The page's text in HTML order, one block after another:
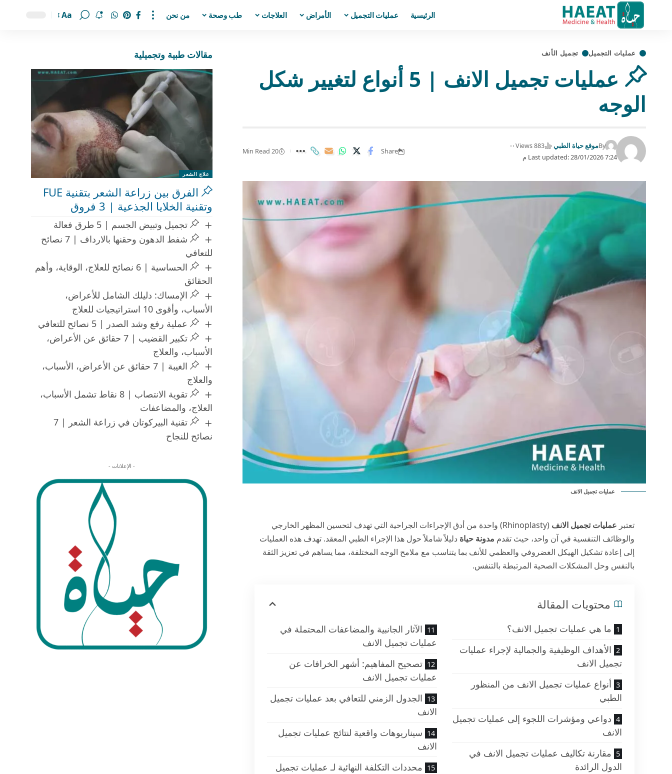
الرئيسية عمليات التجميل الأمراض العلاجات طب وصحة من نحن Aa
عمليات التجميل تجميل الأنف
عمليات تجميل الانف | 5 أنواع لتغيير شكل
الوجه
Last updated: 28/01/2026 7:24 م
Byموقع حياة الطبي 883 Views
Share
20 Min Read
عمليات تجميل الانف
تعتبر عمليات تجميل الانف
(Rhinoplasty) واحدة من أدق الإجراءات الجراحية التي تهدف لتحسين المظهر الخارجي
والوظائف التنفسية في آن واحد، حيث تقدم مدونة حياة دليلاً شاملاً حول هذا الإجراء الطبي المعقد. تهدف هذه العمليات
إلى إعادة تشكيل الهيكل الغضروفي والعظمي للأنف بما يتناسب مع ملامح الوجه المختلفة، مما يساهم في تعزيز الثقة
بالنفس وحل المشكلات الصحية المرتبطة بالتنفس.
محتويات المقالة
ما هي عمليات تجميل الانف؟
الأهداف الوظيفية والجمالية لإجراء عمليات
تجميل الانف
أنواع عمليات تجميل الانف من المنظور
الطبي
دواعي ومؤشرات اللجوء إلى عمليات تجميل
الانف
مقارنة تكاليف عمليات تجميل الانف في
الدول الرائدة
الآثار الجانبية والمضاعفات المحتملة في
عمليات تجميل الانف
تصحيح المفاهيم: أشهر الخرافات عن
عمليات تجميل الانف
الجدول الزمني للتعافي بعد عمليات تجميل
الانف
سيناريوهات واقعية لنتائج عمليات تجميل
الانف
محددات التكلفة النهائية لـ عمليات تجميل
مقالات طبية وتجميلية
علاج الشعر
الفرق بين زراعة الشعر بتقنية FUE
وتقنية الخلايا الجذعية | 3 فروق
تجميل وتبيض الجسم | 5 طرق فعالة
شفط الدهون وحقنها بالارداف | 7 نصائح
للتعافي
الحساسية | 6 نصائح للعلاج، الوقاية، وأهم
الحقائق
الإمساك: دليلك الشامل للأعراض،
الأسباب، وأقوى 10 استراتيجيات للعلاج
عملية رفع وشد الصدر | 5 نصائح للتعافي
تكبير القضيب | 7 حقائق عن الأعراض،
الأسباب، والعلاج
الغيبة | 7 حقائق عن الأعراض، الأسباب،
والعلاج
تقوية الانتصاب | 8 نقاط تشمل الأسباب،
العلاج، والمضاعفات
تقنية البيركوتان في زراعة الشعر | 7
نصائح للنجاح
- الإعلانات -